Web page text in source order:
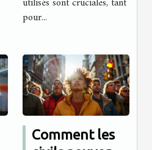
anticorrosion ?
pour...
Comment les